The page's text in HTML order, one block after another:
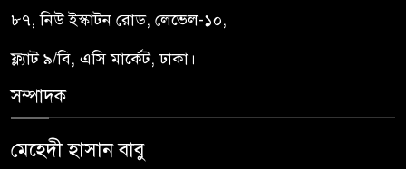
৮৭, নিউ ইস্কাটন রোড, লেভেল-১০,
ফ্ল্যাট ৯/বি, এসি মার্কেট, ঢাকা।
সম্পাদক
মেহেদী হাসান বাবু